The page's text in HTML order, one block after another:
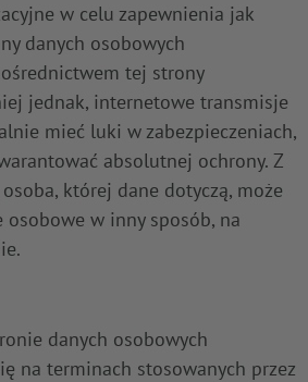
w celu zapewnienia jak
danych osobowych
tej strony
jednak, internetowe transmisje
mieć luki w zabezpieczeniach,
absolutnej ochrony. Z
której dane dotyczą, może
osobowe w inny sposób, na
danych osobowych
na terminach stosowanych przez